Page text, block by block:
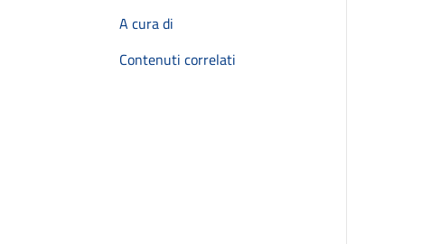
A cura di
Contenuti correlati